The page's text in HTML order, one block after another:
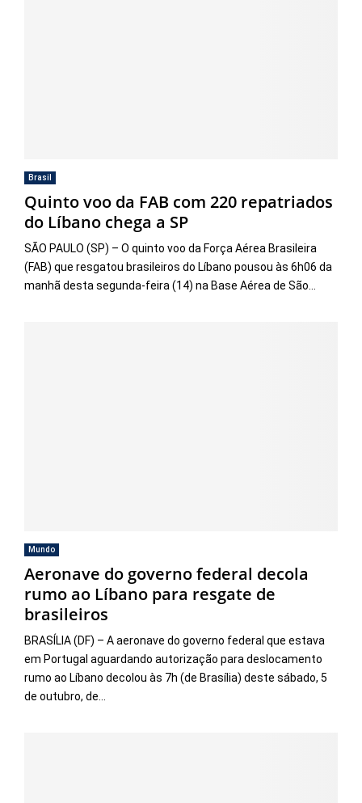
Brasil
Quinto voo da FAB com 220 repatriados
do Líbano chega a SP
SÃO PAULO (SP) – O quinto voo da Força Aérea Brasileira
(FAB) que resgatou brasileiros do Líbano pousou às 6h06 da
manhã desta segunda-feira (14) na Base Aérea de São...
Mundo
Aeronave do governo federal decola
rumo ao Líbano para resgate de
brasileiros
BRASÍLIA (DF) – A aeronave do governo federal que estava
em Portugal aguardando autorização para deslocamento
rumo ao Líbano decolou às 7h (de Brasília) deste sábado, 5
de outubro, de...